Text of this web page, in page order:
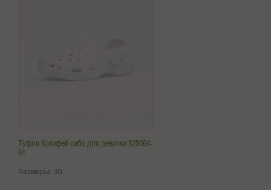
Туфли Котофей сабо для девочки 525064-
01
Размеры: 30